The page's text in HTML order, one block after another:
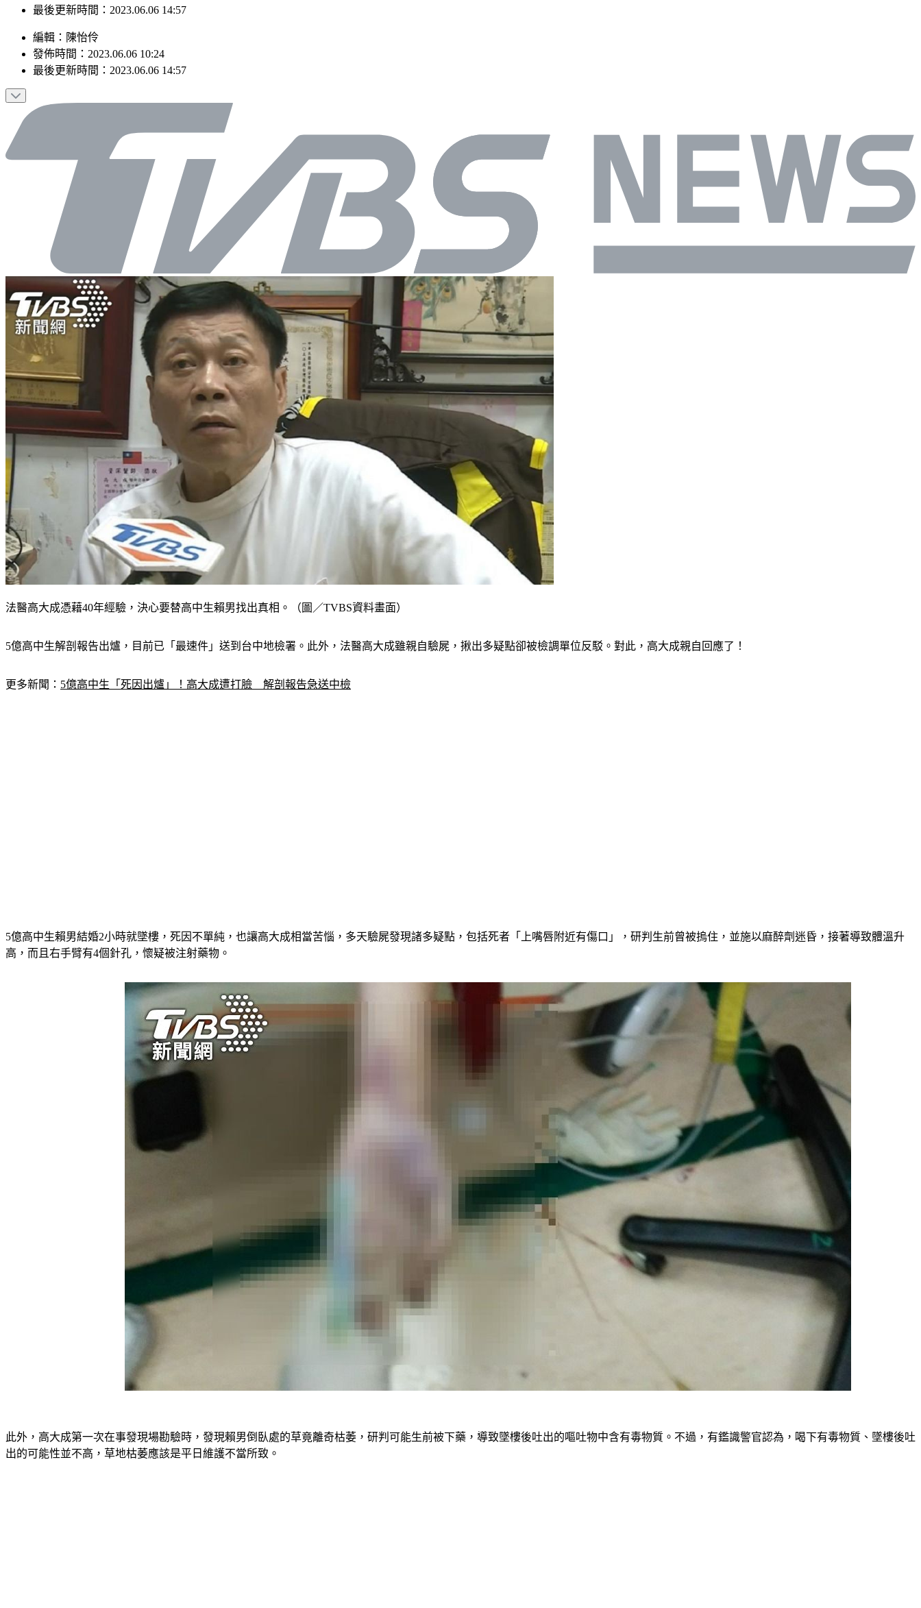
最後更新時間：2023.06.06 14:57
編輯 ： 陳怡伶
發佈時間： 2023.06.06 10:24
最後更新時間： 2023.06.06 14:57
法醫高大成憑藉40年經驗，決心要替高中生賴男找出真相。（圖／TVBS資料畫面）
5億高中生解剖報告出爐，目前已「最速件」送到台中地檢署。此外，法醫高大成雖親自驗屍，揪出多疑點卻被檢調單位反駁。對此，高大成親自回應了！
更多新聞： 5億高中生「死因出爐」！高大成遭打臉　解剖報告急送中檢
5億高中生賴男結婚2小時就墜樓，死因不單純，也讓高大成相當苦惱，多天驗屍發現諸多疑點，包括死者「上嘴唇附近有傷口」，研判生前曾被摀住，並施以麻醉劑迷昏，接著導致體溫升
高，而且右手臂有4個針孔，懷疑被注射藥物。
此外，高大成第一次在事發現場勘驗時，發現賴男倒臥處的草竟離奇枯萎，研判可能生前被下藥，導致墜樓後吐出的嘔吐物中含有毒物質。不過，有鑑識警官認為，喝下有毒物質、墜樓後吐
出的可能性並不高，草地枯萎應該是平日維護不當所致。